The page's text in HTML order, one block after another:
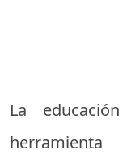
La
herramienta